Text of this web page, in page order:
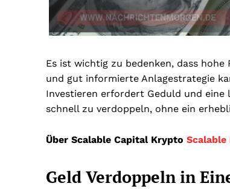
Es ist wichtig zu bedenken, dass
und gut informierte Anlagestrategie
Investieren erfordert Geduld und eine
schnell zu verdoppeln, ohne ein
Über Scalable Capital Krypto
Geld Verdoppeln in